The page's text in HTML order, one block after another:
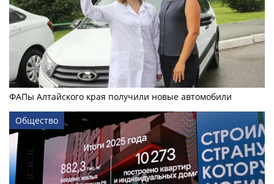
ФАПы Алтайского края получили новые автомобили
Общество